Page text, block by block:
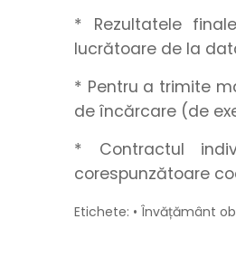
* Rezultatele
lucrătoare de la
* Pentru a trimite
de încărcare (de
* Contractul
corespunzătoare
Etichete: • Învățământ